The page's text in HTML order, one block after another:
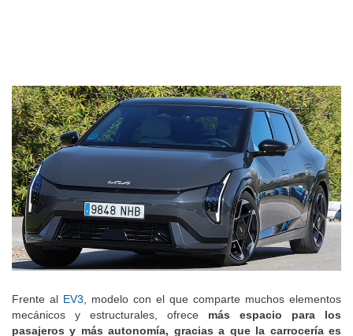
Frente alEV3
, modelo con el que comparte muchos elementos
mecánicos y estructurales, ofrecemás espacio para los